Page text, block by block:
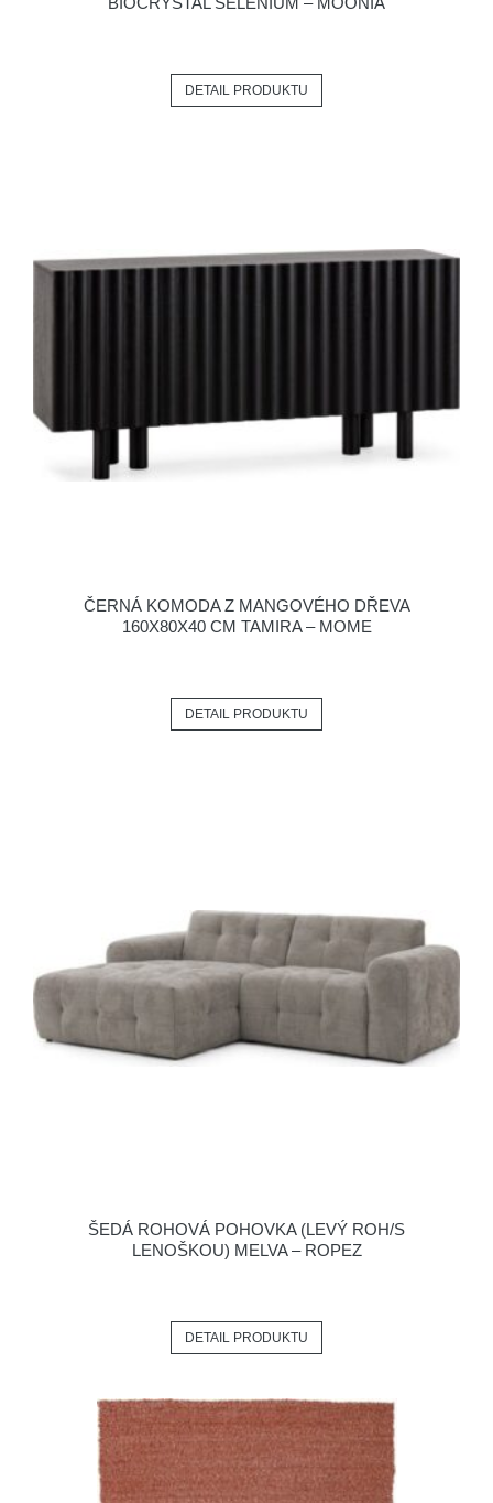
DETAIL PRODUKTU
ČERNÁ KOMODA Z MANGOVÉHO DŘEVA
160X80X40 CM TAMIRA – MOME
DETAIL PRODUKTU
ŠEDÁ ROHOVÁ POHOVKA (LEVÝ ROH/S
LENOŠKOU) MELVA – ROPEZ
DETAIL PRODUKTU